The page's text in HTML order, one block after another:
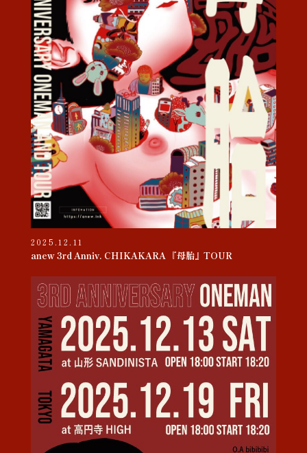
2025.12.11
anew 3rd Anniv. CHIKAKARA 『母胎』TOUR